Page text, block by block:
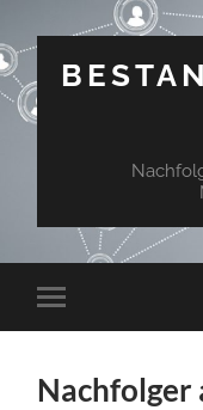
Mobile-
Menü
Nachfolger